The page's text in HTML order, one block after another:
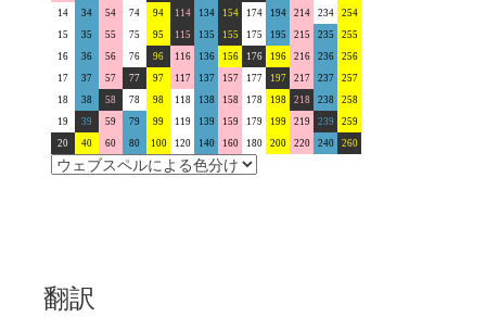
14
34 54 74 94 114 134 154 174 194 214 234
254
15
35 55 75 95 115 135 155 175 195 215 235
255
16
36 56 76 96 116 136 156 176 196 216 236
256
17
37 57 77 97 117 137 157 177 197 217 237
257
18
38 58 78 98 118 138 158 178 198 218 238
258
19
39 59 79 99 119 139 159 179 199 219 239
259
20
40 60 80 100 120 140 160 180 200 220 240 260
翻訳